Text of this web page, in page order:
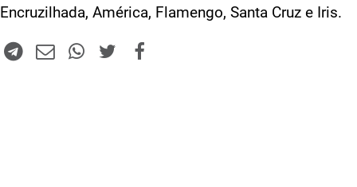
Encruzilhada, América, Flamengo, Santa Cruz e Iris.